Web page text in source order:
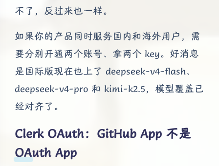
不了，反过来也一样。
如果你的产品同时服务国内和海外用户，需
要分别开通两个账号、拿两个 key。好消息
是国际版现在也上了 deepseek-v4-flash、
deepseek-v4-pro 和 kimi-k2.5，模型覆盖已
经对齐了。
Clerk OAuth：GitHub App 不是
OAuth App